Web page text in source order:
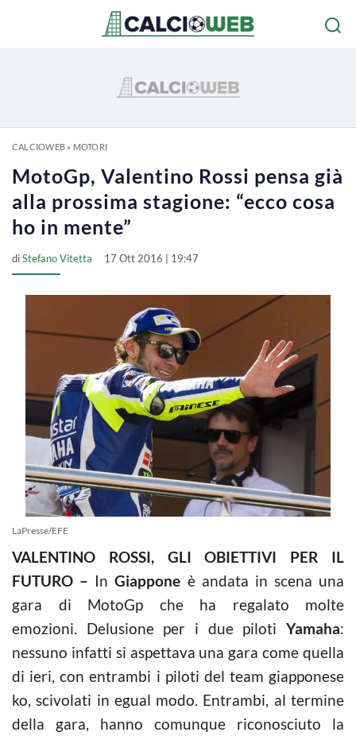
CALCIOWEB» MOTORI
MotoGp, Valentino Rossi pensa già
alla prossima stagione: “ecco cosa
ho in mente”
diStefano Vitetta 17 Ott 2016 | 19:47
LaPresse/EFE
VALENTINO ROSSI, GLI OBIETTIVI PER IL
FUTURO – InGiappone è andata in scena una
gara di MotoGp che ha regalato molte
emozioni. Delusione per i due piloti Yamaha:
nessuno infatti si aspettava una gara come quella
di ieri, con entrambi i piloti del team giapponese
ko, scivolati in egual modo. Entrambi, al termine
della gara, hanno comunque riconosciuto la